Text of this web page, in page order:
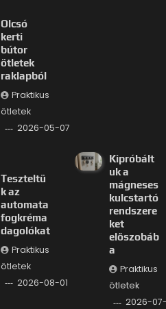
Olcsó
kerti
bútor
ötletek
raklapból
Praktikus
ötletek
2026-05-07
Teszteltü
k az
automata
fogkréma
dagolókat
Praktikus
ötletek
2026-08-01
Kipróbált
uk a
mágneses
kulcstartó
rendszere
ket
előszobáb
a
Praktikus
ötletek
2026-